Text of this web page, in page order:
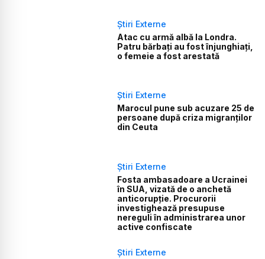
Știri Externe
Atac cu armă albă la Londra.
Patru bărbați au fost înjunghiați,
o femeie a fost arestată
Știri Externe
Marocul pune sub acuzare 25 de
persoane după criza migranților
din Ceuta
Știri Externe
Fosta ambasadoare a Ucrainei
în SUA, vizată de o anchetă
anticorupție. Procurorii
investighează presupuse
nereguli în administrarea unor
active confiscate
Știri Externe